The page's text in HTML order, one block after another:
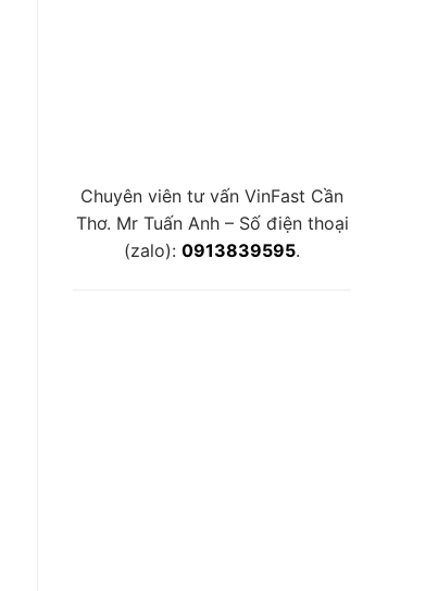
Chuyên viên tư vấn VinFast Cần
Thơ. Mr Tuấn Anh – Số điện thoại
(zalo): 0913839595.